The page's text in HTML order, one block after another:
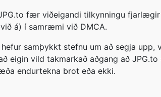
fær viðeigandi tilkynningu
á) í samræmi við DMCA.
hefur samþykkt stefnu um að segja
eigin vild takmarkað aðgang að
endurtekna brot eða ekki.